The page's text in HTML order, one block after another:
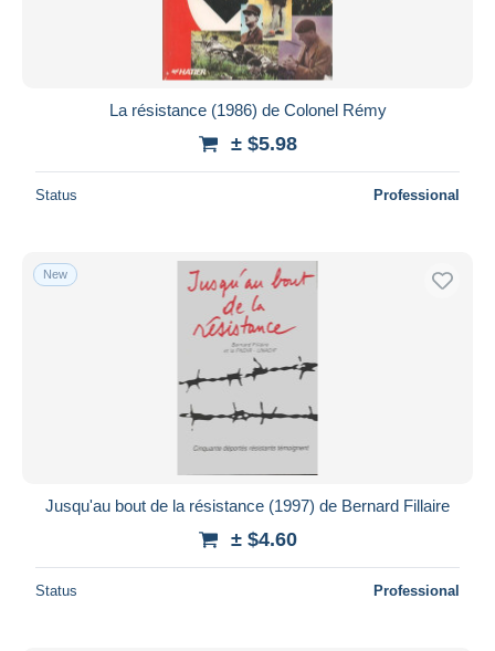
La résistance (1986) de Colonel Rémy
± $5.98
Status Professional
New
Jusqu'au bout de la résistance (1997) de Bernard Fillaire
± $4.60
Status Professional